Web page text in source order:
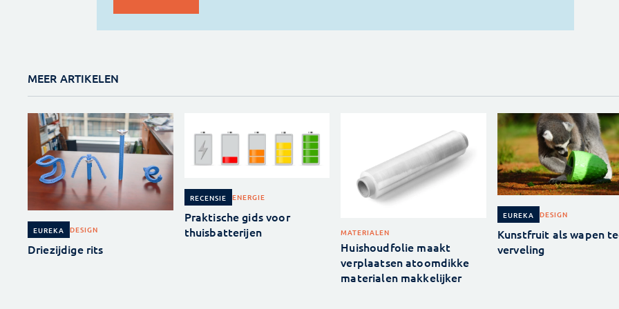
MEER ARTIKELEN
EUREKA DESIGN
Driezijdige rits
RECENSIE ENERGIE
Praktische gids voor
thuisbatterijen
MATERIALEN
Huishoudfolie maakt
verplaatsen atoomdikke
materialen makkelijker
EUREKA DESIGN
Kunstfruit als wapen
verveling